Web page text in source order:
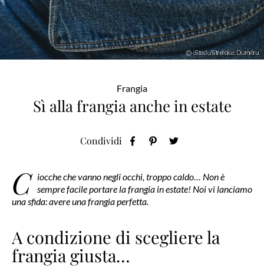
Frangia
Sì alla frangia anche in estate
Condividi
C iocche che vanno negli occhi, troppo caldo… Non è
sempre facile portare la frangia in estate! Noi vi lanciamo
una sfida: avere una frangia perfetta.
A condizione di scegliere la
frangia giusta…